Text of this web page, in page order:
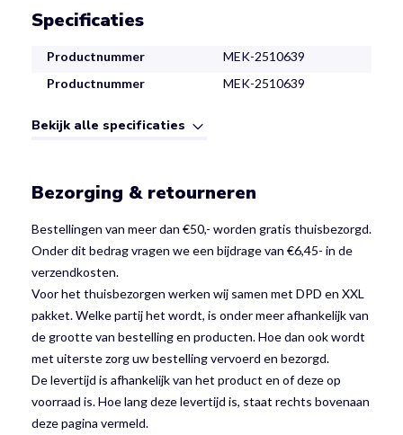
Specificaties
Productnummer
MEK-2510639
Productnummer
MEK-2510639
Bekijk alle specificaties
Bezorging & retourneren
Bestellingen van meer dan €50,- worden gratis thuisbezorgd.
Onder dit bedrag vragen we een bijdrage van €6,45- in de
verzendkosten.
Voor het thuisbezorgen werken wij samen met DPD en XXL
pakket. Welke partij het wordt, is onder meer afhankelijk van
de grootte van bestelling en producten. Hoe dan ook wordt
met uiterste zorg uw bestelling vervoerd en bezorgd.
De levertijd is afhankelijk van het product en of deze op
voorraad is. Hoe lang deze levertijd is, staat rechts bovenaan
deze pagina vermeld.